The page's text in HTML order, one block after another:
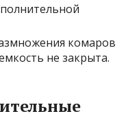
комаров
не закрыта.